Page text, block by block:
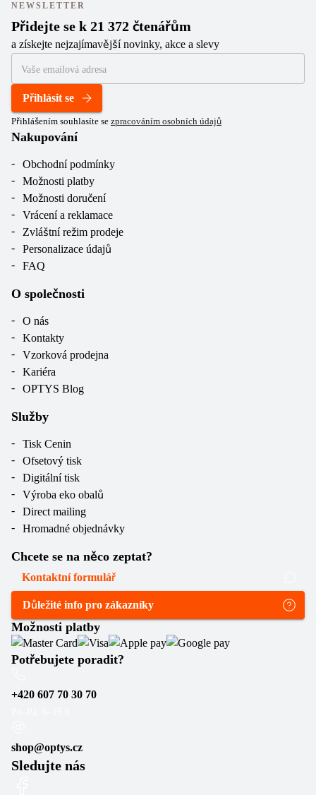
NEWSLETTER
Přidejte se k 21 372 čtenářům
a získejte nejzajímavější novinky, akce a slevy
Přihlásit se
Přihlášením souhlasíte se zpracováním osobních údajů
Nakupování
Obchodní podmínky
Možnosti platby
Možnosti doručení
Vrácení a reklamace
Zvláštní režim prodeje
Personalizace údajů
FAQ
O společnosti
O nás
Kontakty
Vzorková prodejna
Kariéra
OPTYS Blog
Služby
Tisk Cenin
Ofsetový tisk
Digitální tisk
Výroba eko obalů
Direct mailing
Hromadné objednávky
Chcete se na něco zeptat?
Kontaktní formulář
Důležité info pro zákazníky
Možnosti platby
Potřebujete poradit?
+420 607 70 30 70
shop@optys.cz
Sledujte nás